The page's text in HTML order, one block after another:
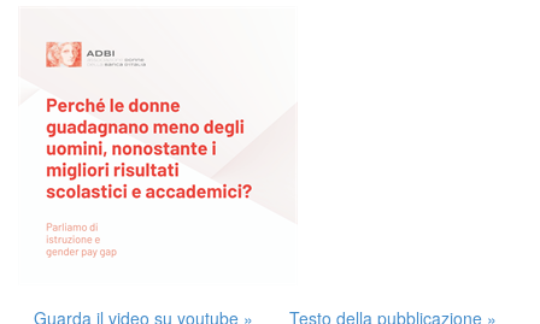
Guarda il video su youtube » Testo della pubblicazione »